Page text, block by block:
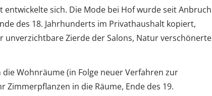
entwickelte sich. Die Mode bei Hof wurde seit Anbruch
des 18. Jahrhunderts im Privathaushalt kopiert,
unverzichtbare Zierde der Salons, Natur verschönerte
Wohnräume (in Folge neuer Verfahren zur
Zimmerpflanzen in die Räume, Ende des 19.